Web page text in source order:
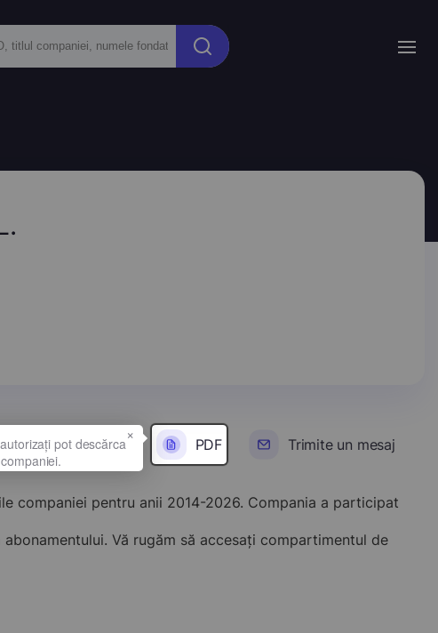
PDF Trimite un mesaj
companiei pentru anii 2014-2026. Compania a participat
Vă rugăm să accesați compartimentul de
×